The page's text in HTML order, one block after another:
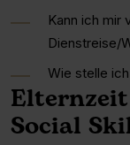
Kann ich mir
Dienstreise/
Wie stelle
Social